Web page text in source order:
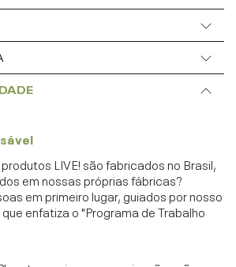
LIVE! são fabricados no Brasil,
em nossas próprias fábricas?
em primeiro lugar, guiados por nosso
enfatiza o "Programa de Trabalho